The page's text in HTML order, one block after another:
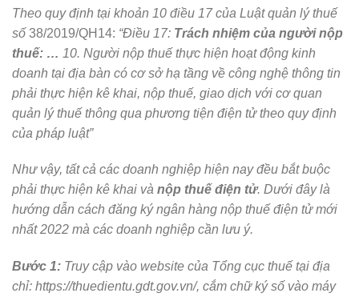
Theo quy định tại khoản 10 điều 17 của Luật quản lý thuế
số 38/2019/QH14: “Điều 17: Trách nhiệm của người nộp
thuế: … 10. Người nộp thuế thực hiện hoạt động kinh
doanh tại địa bàn có cơ sở hạ tầng về công nghệ thông tin
phải thực hiện kê khai, nộp thuế, giao dịch với cơ quan
quản lý thuế thông qua phương tiện điện tử theo quy định
của pháp luật”
Như vậy, tất cả các doanh nghiệp hiện nay đều bắt buộc
phải thực hiện kê khai và nộp thuế điện tử. Dưới đây là
hướng dẫn cách đăng ký ngân hàng nộp thuế điện tử mới
nhất 2022 mà các doanh nghiệp cần lưu ý.
Bước 1: Truy cập vào website của Tổng cục thuế tại địa
chỉ: https://thuedientu.gdt.gov.vn/, cắm chữ ký số vào máy